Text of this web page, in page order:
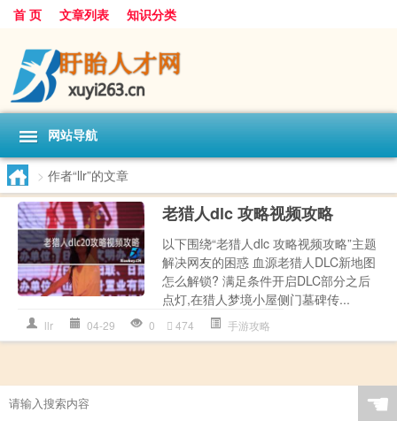
首 页 文章列表 知识分类
网站导航
> 作者“llr”的文章
老猎人dlc 攻略视频攻略
以下围绕“老猎人dlc 攻略视频攻略”主题
解决网友的困惑 血源老猎人DLC新地图
怎么解锁? 满足条件开启DLC部分之后
点灯,在猎人梦境小屋侧门墓碑传...
llr 04-29 0 474 手游攻略
☚